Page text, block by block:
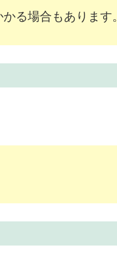
る場合もあります。